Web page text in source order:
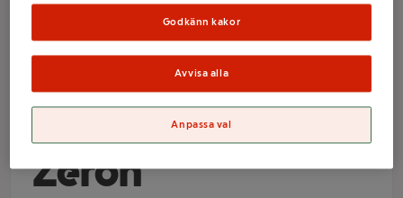
Blanddryck Taste
of Skumtomte
Sockerfri 80cl
Zeroh
Godkänn kakor
Avvisa alla
Anpassa val